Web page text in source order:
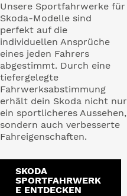
Unsere Sportfahrwerke für
Skoda-Modelle sind
perfekt auf die
individuellen Ansprüche
eines jeden Fahrers
abgestimmt. Durch eine
tiefergelegte
Fahrwerksabstimmung
erhält dein Skoda nicht nur
ein sportlicheres Aussehen,
sondern auch verbesserte
Fahreigenschaften.
SKODA
SPORTFAHRWERK
E ENTDECKEN